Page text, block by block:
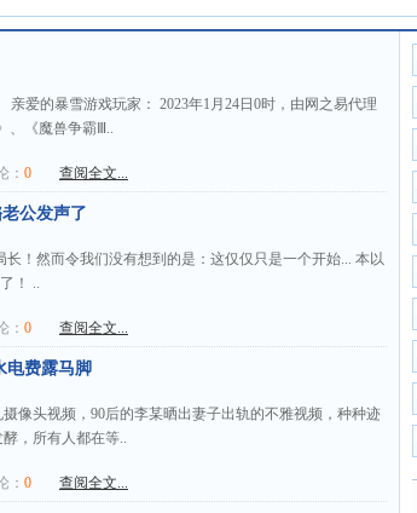
爱的暴雪游戏玩家： 2023年1月24日0时，由网之易代理
、《魔兽争霸Ⅲ..
0 查阅全文...
公发声了
！然而令我们没有想到的是：这仅仅只是一个开始... 本以
！ ..
0 查阅全文...
电费露马脚
像头视频，90后的李某晒出妻子出轨的不雅视频，种种迹
，所有人都在等..
0 查阅全文...